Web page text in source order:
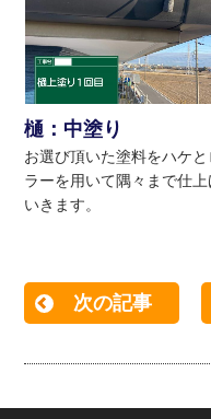
樋：中塗り
お選び頂いた塗料をハケと
ラーを用いて隅々まで仕上
いきます。
次の記事